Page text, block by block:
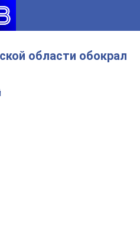
области обокрал